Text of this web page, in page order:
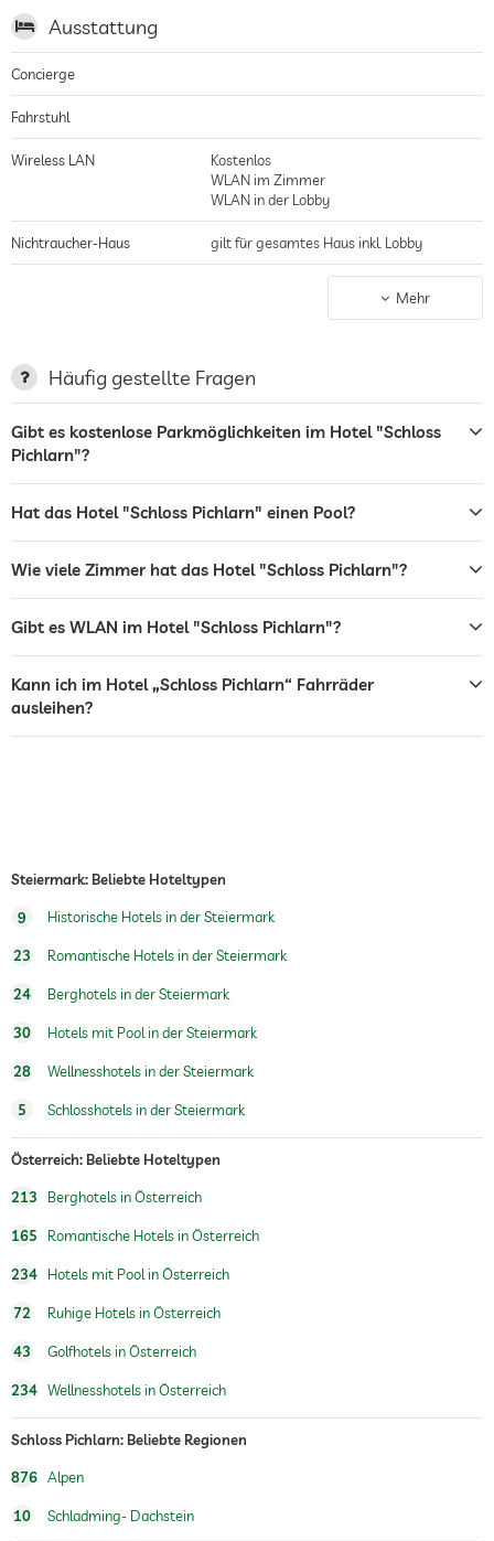
einem 18-Loch-Meisterschaftsplatz mit Par 70, er wurde 1979 von
Ennstal, perfekt in die hügelige Lage integriert, das sorgt für ein
anspruchsvolles Spiel
Ausstattung
Concierge
Fahrstuhl
Wireless LAN
Kostenlos
WLAN im Zimmer
WLAN in der Lobby
Nichtraucher-Haus gilt für gesamtes Haus inkl. Lobby
Stellplatz, Kostenlos
Ladestation für Elektroautos
Wäscheservice
Solarium Gegen Gebühr
Bar
Restaurant
Flughafen Shuttle
Shuttle zu Attraktionen Gegen Gebühr
Tischtennis
Whirlpool
Außenpool Ganzjährig geöffnet
Innenpool Ganzjährig geöffnet
Wassersportmöglichkeiten
Fitnessraum
Fitnesskurse Yoga
Personaltrainer auf Anfrage
Mehr
Häufig gestellte Fragen
Gibt es kostenlose Parkmöglichkeiten im Hotel "Schloss
Pichlarn"?
Hat das Hotel "Schloss Pichlarn" einen Pool?
Wie viele Zimmer hat das Hotel "Schloss Pichlarn"?
Gibt es WLAN im Hotel "Schloss Pichlarn"?
Kann ich im Hotel „Schloss Pichlarn“ Fahrräder
ausleihen?
Steiermark: Beliebte Hoteltypen
9 Historische Hotels in der Steiermark
23 Romantische Hotels in der Steiermark
24 Berghotels in der Steiermark
30 Hotels mit Pool in der Steiermark
28 Wellnesshotels in der Steiermark
5 Schlosshotels in der Steiermark
Österreich: Beliebte Hoteltypen
213 Berghotels in Österreich
165 Romantische Hotels in Österreich
234 Hotels mit Pool in Österreich
72 Ruhige Hotels in Österreich
43 Golfhotels in Österreich
234 Wellnesshotels in Österreich
Schloss Pichlarn: Beliebte Regionen
876 Alpen
10 Schladming- Dachstein